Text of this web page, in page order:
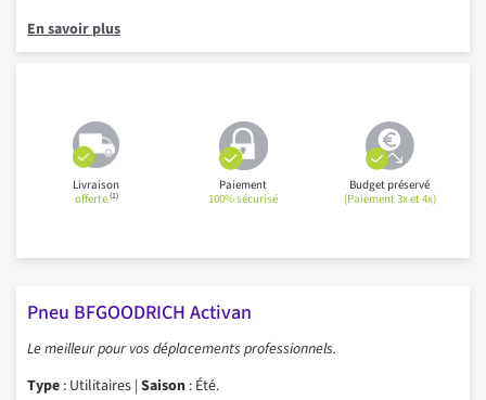
En savoir plus
Livraison
offerte(1)
Paiement
100% sécurisé
Budget préservé
(Paiement 3x et 4x)
Pneu BFGOODRICH Activan
Le meilleur pour vos déplacements professionnels.
Type : Utilitaires | Saison : Été.